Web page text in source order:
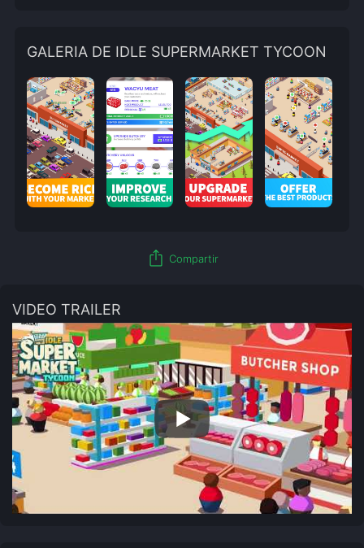
GALERIA DE IDLE SUPERMARKET TYCOON
ios_share Compartir
VIDEO TRAILER